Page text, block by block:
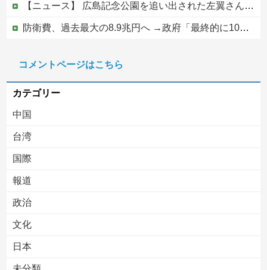
【ニュース】 広島記念公園を追い出された左翼さん、流石にキモすぎて炎上
防衛費、過去最大の8.9兆円へ →政府「最終的に10兆円規模になる可能性」
【なんで】竹島ソングを歌う韓国アイドルグループが待望の日本デビュー
コメントページはこちら
カテゴリー
中国
台湾
国際
報道
政治
文化
日本